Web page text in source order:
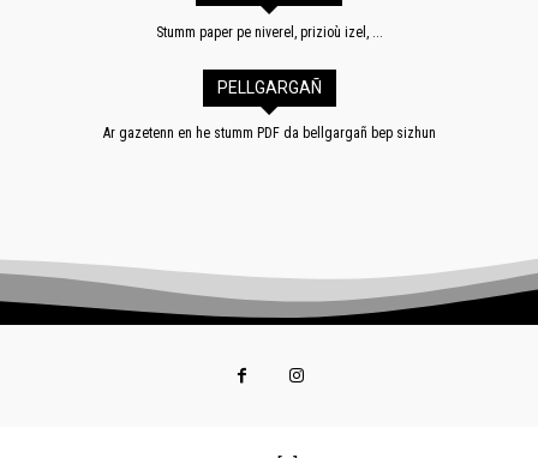
Stumm paper pe niverel, prizioù izel, ...
PELLGARGAÑ
Ar gazetenn en he stumm PDF da bellgargañ bep sizhun